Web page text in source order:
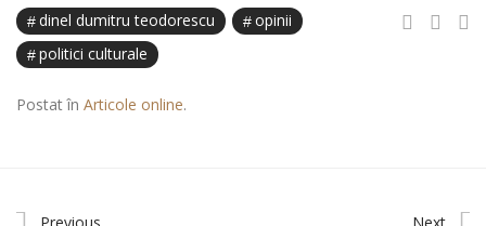
dinel dumitru teodorescu
opinii
politici culturale
Postat în Articole online.